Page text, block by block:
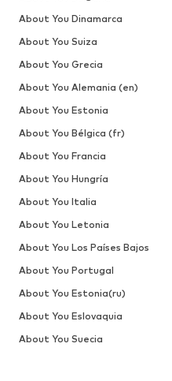
About You Dinamarca
About You Suiza
About You Grecia
About You Alemania (en)
About You Estonia
About You Bélgica (fr)
About You Francia
About You Hungría
About You Italia
About You Letonia
About You Los Países Bajos
About You Portugal
About You Estonia(ru)
About You Eslovaquia
About You Suecia